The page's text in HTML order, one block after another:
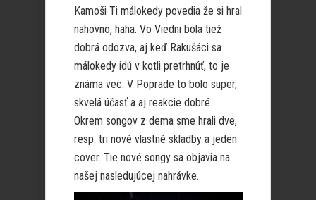
Kamoši Ti málokedy povedia že si hral
nahovno, haha. Vo Viedni bola tiež
dobrá odozva, aj keď Rakušáci sa
málokedy idú v kotli pretrhnúť, to je
známa vec. V Poprade to bolo super,
skvelá účasť a aj reakcie dobré.
Okrem songov z dema sme hrali dve,
resp. tri nové vlastné skladby a jeden
cover. Tie nové songy sa objavia na
našej nasledujúcej nahrávke.